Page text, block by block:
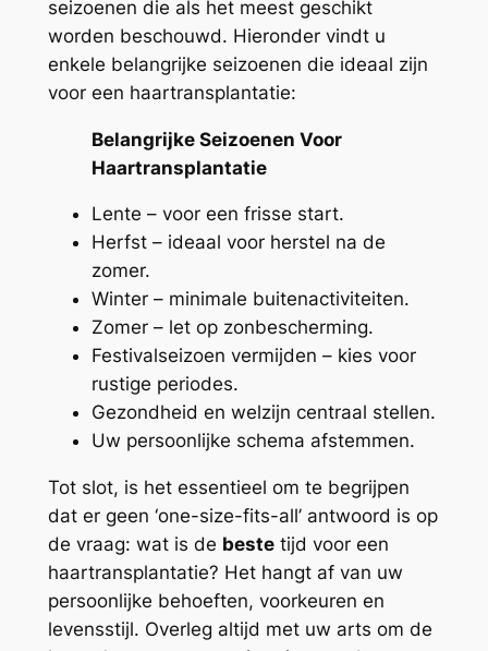
seizoenen die als het meest geschikt
worden beschouwd. Hieronder vindt u
enkele belangrijke seizoenen die ideaal zijn
voor een haartransplantatie:
Belangrijke Seizoenen Voor
Haartransplantatie
Lente – voor een frisse start.
Herfst – ideaal voor herstel na de
zomer.
Winter – minimale buitenactiviteiten.
Zomer – let op zonbescherming.
Festivalseizoen vermijden – kies voor
rustige periodes.
Gezondheid en welzijn centraal stellen.
Uw persoonlijke schema afstemmen.
Tot slot, is het essentieel om te begrijpen
dat er geen ‘one-size-fits-all’ antwoord is op
de vraag: wat is de bestetijd voor een
haartransplantatie? Het hangt af van uw
persoonlijke behoeften, voorkeuren en
levensstijl. Overleg altijd met uw arts om de